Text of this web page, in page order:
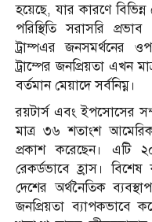
হয়েছে, যার কারণে
পরিস্থিতি সরাসরি
ট্রাম্পএর জনসমর্থনের
ট্রাম্পের জনপ্রিয়তা এখন
বর্তমান মেয়াদে সর্বনিম্ন।
রয়টার্স এবং ইপসোসের
মাত্র ৩৬ শতাংশ
প্রকাশ করেছেন। এটি
রেকর্ডভাবে হ্রাস।
দেশের অর্থনৈতিক
জনপ্রিয়তা ব্যাপকভাবে